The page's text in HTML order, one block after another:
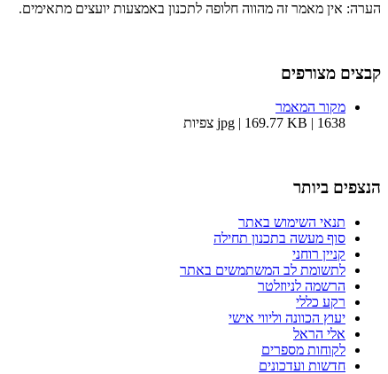
הערה: אין מאמר זה מהווה חלופה לתכנון באמצעות יועצים מתאימים.
קבצים מצורפים
מקור המאמר
jpg | 169.77 KB | 1638 צפיות
הנצפים ביותר
תנאי השימוש באתר
סוף מעשה בתכנון תחילה
קניין רוחני
לתשומת לב המשתמשים באתר
הרשמה לניוזלטר
רקע כללי
יעוץ הכוונה וליווי אישי
אלי הראל
לקוחות מספרים
חדשות ועדכונים